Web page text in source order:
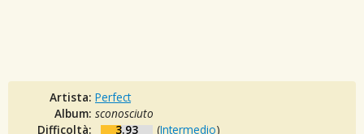
Artista: Perfect
Album: sconosciuto
Difficoltà:
3.93 (Intermedio)